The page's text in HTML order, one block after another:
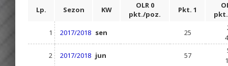
Lp. Sezon KW
OLR 0
pkt./poz.
Pkt. 1
1
2017/2018 sen 25
2
2017/2018 jun 57